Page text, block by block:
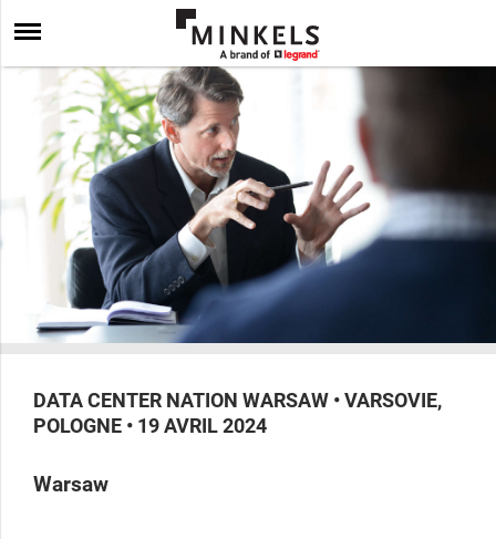
DATA CENTER NATION WARSAW • VARSOVIE,
POLOGNE • 19 AVRIL 2024
Warsaw